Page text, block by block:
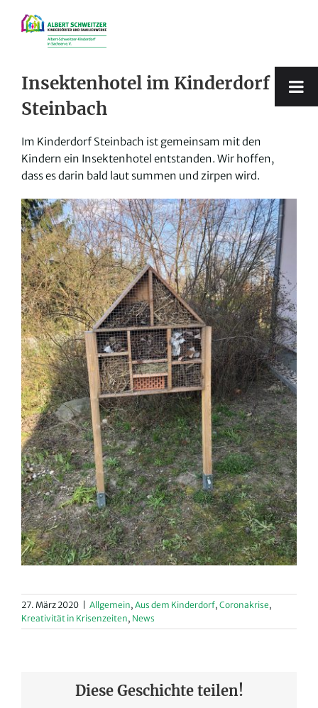
Inhalt
Insektenhotel im Kinderdorf
Steinbach
Im Kinderdorf Steinbach ist gemeinsam mit den
Kindern ein Insektenhotel entstanden. Wir hoffen,
dass es darin bald laut summen und zirpen wird.
27. März 2020 Allgemein, Aus dem Kinderdorf, Coronakrise,
Kreativität in Krisenzeiten, News
Diese Geschichte teilen!